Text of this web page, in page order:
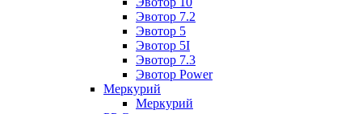
Эвотор 7.2
Эвотор 5
Эвотор 5I
Эвотор 7.3
Эвотор Power
Меркурий
Меркурий